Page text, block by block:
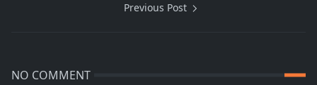
Previous Post
NO COMMENT